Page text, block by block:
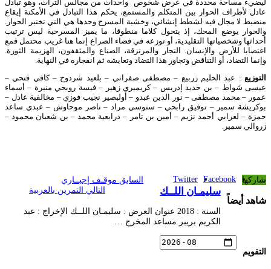
ليضيء مساحة محددة في عرض شخوص وأحداث من مجالس التراث، وهو تبادل
عادل لأطراف الحوار بين المتكلم والمستمع، يحكم هذا التبادل في الأمكنة إيقاع
منضبط لا مجال فيه لشطط إنشائي، وخشبة المسرح وحدها هي التي تختبر الحوار.
والحوار يوضع المحك، إذ يتحول كلاما منطوقا، ما يميز المسرحية ليس ترتيب
أحداثها وشخصياتها التقليدية، أو توزعه في فضاء الصراع إنما هنا غريب محتمل قمع
اغتصابا للأرض والإنسان. التجار والمرتزقة، الصناع والمثقفون، الهزيمة الثورة.
وإنما التضاد، أو التناقض وتجاور هذا التضاد وتعايشه ثم انفجاره في النهاية.
التوزيع : عبد الحليم زربيع – مصطفى صفراني – بلعيد شردوح – كافي فتحي –
عيسى شواط – بن حديد إدريس – كريميري زهير – فيسة روبحي منيرة – أسماء
عمور – محمد مصطفى – نور الدين عبدو – أولبصير نجيب فوزي – مخالفية عادل –
بوكريشة سمير – توفيق رابحي – سنوسي مراد – ناصر موحاوش – عبدي ساعد
حمزة – لعرابي أحمد نزيم – أمين بن تامر – درايعية محمد – بن شعبان محمود –
زروالي سمير.
شاركها Facebook
Twitter السابق موقـف إجبــاري
التالي التمرين بالعربية
شاهد أيضاً
سليمـان اللــك
السنة : 2018 عنوان العرض : سليمـان اللــك الإخراج : عبد
الكريم بريبر مساعد المخرج …
التقويم